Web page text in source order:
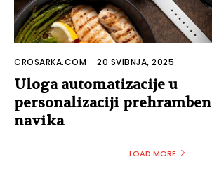
CROSARKA.COM -20 SVIBNJA, 2025
Uloga automatizacije u
personalizaciji
navika
LOAD MORE